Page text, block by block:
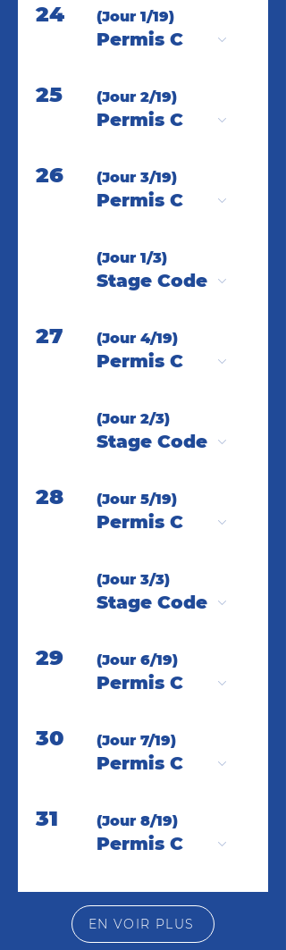
24 (Jour 1/19)
Permis C
25 (Jour 2/19)
Permis C
26 (Jour 3/19)
Permis C
(Jour 1/3)
Stage Code
27 (Jour 4/19)
Permis C
(Jour 2/3)
Stage Code
28 (Jour 5/19)
Permis C
(Jour 3/3)
Stage Code
29 (Jour 6/19)
Permis C
30 (Jour 7/19)
Permis C
31 (Jour 8/19)
Permis C
EN VOIR PLUS